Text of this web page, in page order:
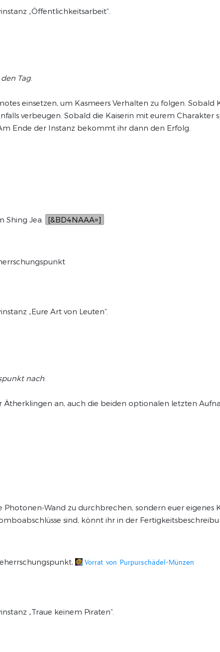
„Öffentlichkeitsarbeit“.
Tag.
einsetzen, um Kasmeers Verhalten zu folgen.
verbeugen. Sobald die Kaiserin mit eurem Charakter
Ende der Instanz bekommt ihr dann den Erfolg.
Shing Jea. [&BD4NAAA=]
„Eure Art von Leuten“.
nach
an, auch die beiden optionalen letzten
Wand zu durchbrechen, sondern euer eigenes
sind, könnt ihr in der
Vorrat von Purpurschädel-Münzen
„Traue keinem Piraten“.